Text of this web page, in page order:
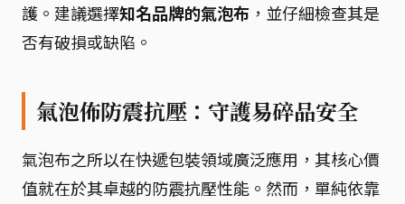
護。建議選擇知名品牌的氣泡布 ，並仔細檢查其是
否有破損或缺陷。
氣泡佈防震抗壓：守護易碎品安全
氣泡布之所以在快遞包裝領域廣泛應用，其核心價
值就在於其卓越的防震抗壓性能。然而，單純依靠